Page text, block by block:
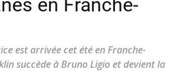
en Franche-
est arrivée cet été en Franche-
succède à Bruno Ligio et devient la